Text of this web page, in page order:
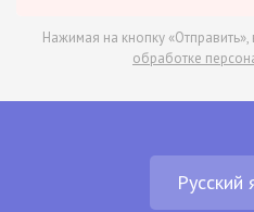
Нажимая на кнопку
обработке
Русский